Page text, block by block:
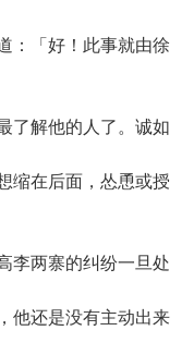
「好！此事就由徐
解他的人了。诚如
缩在后面，怂恿或授
两寨的纠纷一旦处
他还是没有主动出来